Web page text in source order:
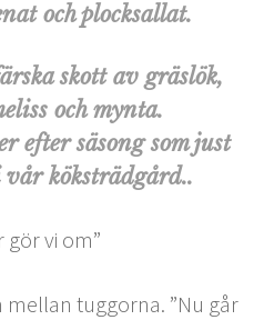
och plocksallat.
skott av gräslök,
och mynta.
efter säsong som just
köksträdgård..
gör vi om”
mellan tuggorna. ”Nu går